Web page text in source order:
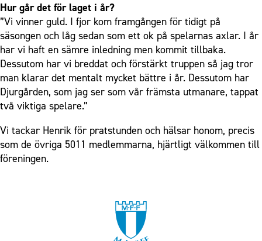
Hur går det för laget i år?
”Vi vinner guld. I fjor kom framgången för tidigt på
säsongen och låg sedan som ett ok på spelarnas axlar. I år
har vi haft en sämre inledning men kommit tillbaka.
Dessutom har vi breddat och förstärkt truppen så jag tror
man klarar det mentalt mycket bättre i år. Dessutom har
Djurgården, som jag ser som vår främsta utmanare, tappat
två viktiga spelare.”
Vi tackar Henrik för pratstunden och hälsar honom, precis
som de övriga 5011 medlemmarna, hjärtligt välkommen till
föreningen.